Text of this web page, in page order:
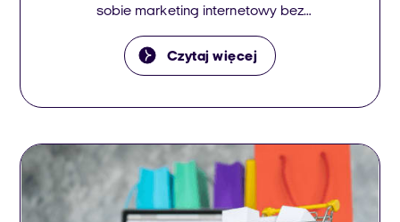
sobie marketing internetowy bez
jednak, że nie każdy content będzie wspierał
sprzedaż. A przynajmniej nie od razu.
Czytaj więcej